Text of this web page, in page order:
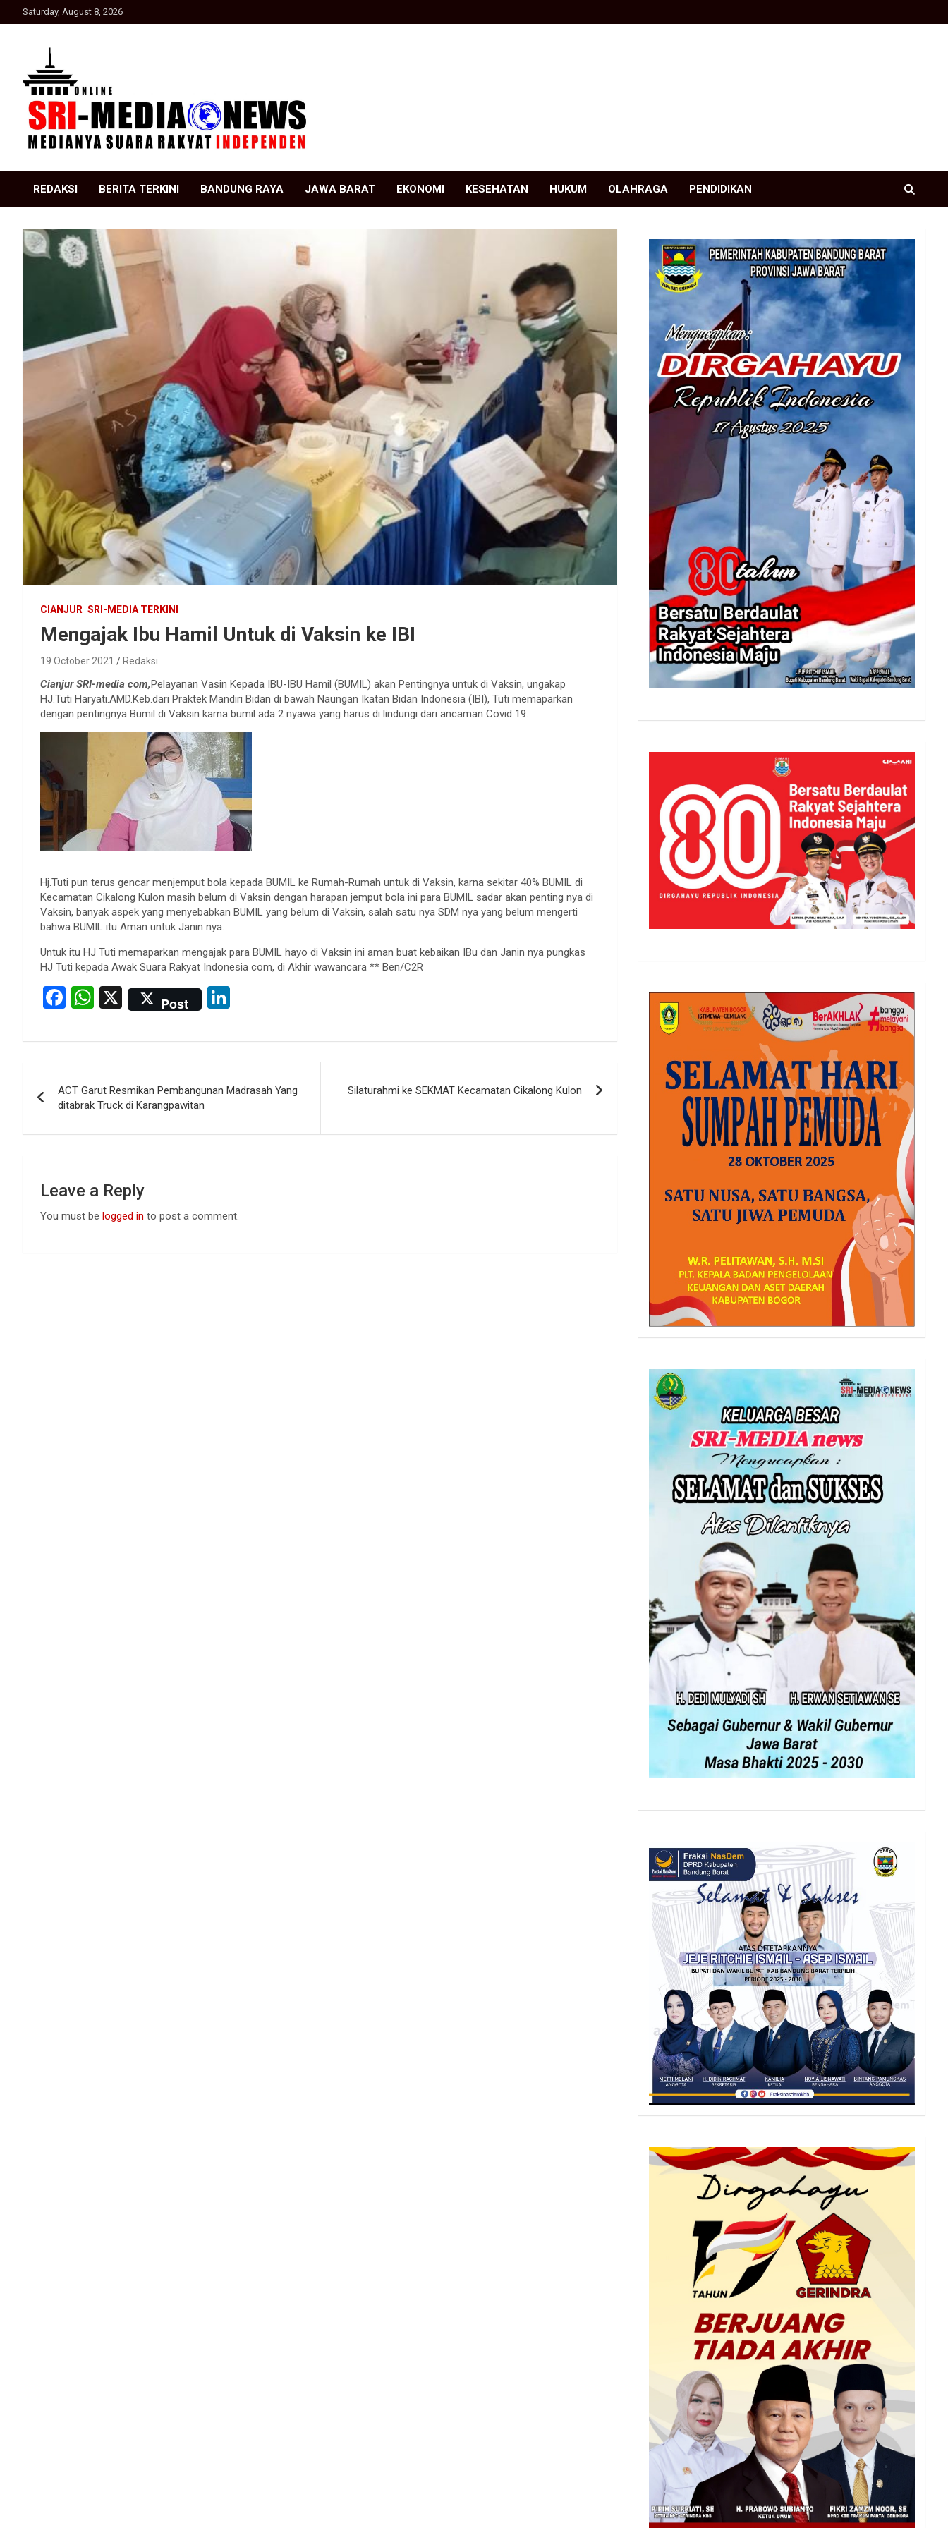
to
Saturday, August 8, 2026
SRI Media news
REDAKSI BERITA TERKINI BANDUNG RAYA JAWA BARAT EKONOMI KESEHATAN HUKUM OLAHRAGA PENDIDIKAN
CIANJUR SRI-MEDIA TERKINI
Mengajak Ibu Hamil Untuk di Vaksin ke IBI
19 October 2021 Redaksi
Cianjur SRI-media com,Pelayanan Vasin Kepada IBU-IBU Hamil (BUMIL) akan Pentingnya untuk di Vaksin, ungakap
HJ.Tuti Haryati.AMD.Keb.dari Praktek Mandiri Bidan di bawah Naungan Ikatan Bidan Indonesia (IBI), Tuti memaparkan
dengan pentingnya Bumil di Vaksin karna bumil ada 2 nyawa yang harus di lindungi dari ancaman Covid 19.
Hj.Tuti pun terus gencar menjemput bola kepada BUMIL ke Rumah-Rumah untuk di Vaksin, karna sekitar 40% BUMIL di
Kecamatan Cikalong Kulon masih belum di Vaksin dengan harapan jemput bola ini para BUMIL sadar akan penting nya di
Vaksin, banyak aspek yang menyebabkan BUMIL yang belum di Vaksin, salah satu nya SDM nya yang belum mengerti
bahwa BUMIL itu Aman untuk Janin nya.
Untuk itu HJ Tuti memaparkan mengajak para BUMIL hayo di Vaksin ini aman buat kebaikan IBu dan Janin nya pungkas
HJ Tuti kepada Awak Suara Rakyat Indonesia com, di Akhir wawancara ** Ben/C2R
F
ce
o
o
k
W
at
A
p
p
X Post
ke
n
navigation
ACT Garut Resmikan Pembangunan Madrasah Yang
ditabrak Truck di Karangpawitan
Silaturahmi ke SEKMAT Kecamatan Cikalong Kulon
Leave a Reply
You must be logged in to post a comment.